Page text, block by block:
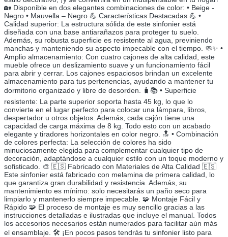
🏡 Disponible en dos elegantes combinaciones de color: • Beige -
Negro • Mauvella – Negro 💪 Características Destacadas 💪 •
Calidad superior: La estructura sólida de este sinfonier está
diseñada con una base antiarañazos para proteger tu suelo.
Además, su robusta superficie es resistente al agua, previniendo
manchas y manteniendo su aspecto impecable con el tiempo. 🧼✨ •
Amplio almacenamiento: Con cuatro cajones de alta calidad, este
mueble ofrece un deslizamiento suave y un funcionamiento fácil
para abrir y cerrar. Los cajones espaciosos brindan un excelente
almacenamiento para tus pertenencias, ayudando a mantener tu
dormitorio organizado y libre de desorden. 🧳📚 • Superficie
resistente: La parte superior soporta hasta 45 kg, lo que lo
convierte en el lugar perfecto para colocar una lámpara, libros,
despertador u otros objetos. Además, cada cajón tiene una
capacidad de carga máxima de 8 kg. Todo esto con un acabado
elegante y tiradores horizontales en color negro. 🔝 • Combinación
de colores perfecta: La selección de colores ha sido
minuciosamente elegida para complementar cualquier tipo de
decoración, adaptándose a cualquier estilo con un toque moderno y
sofisticado. 🎨 🇪🇸 Fabricado con Materiales de Alta Calidad 🇪🇸
Este sinfonier está fabricado con melamina de primera calidad, lo
que garantiza gran durabilidad y resistencia. Además, su
mantenimiento es mínimo: solo necesitarás un paño seco para
limpiarlo y mantenerlo siempre impecable. 🧩 Montaje Fácil y
Rápido 🧩 El proceso de montaje es muy sencillo gracias a las
instrucciones detalladas e ilustradas que incluye el manual. Todos
los accesorios necesarios están numerados para facilitar aún más
el ensamblaje. 🛠️ ¡En pocos pasos tendrás tu sinfonier listo para